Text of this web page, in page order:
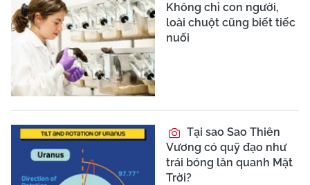
Không chỉ con người,
loài chuột cũng biết tiếc
nuối
Tại sao Sao Thiên
Vương có quỹ đạo như
trái bóng lăn quanh Mặt
Trời?